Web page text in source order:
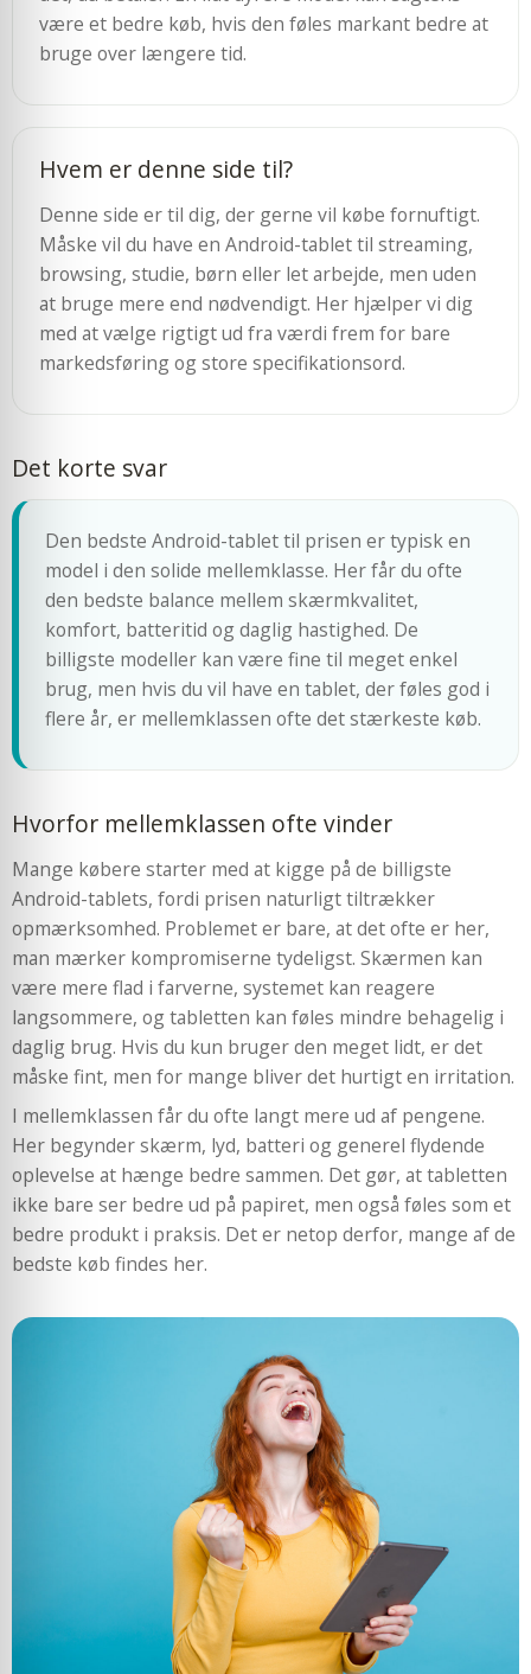
være et bedre køb, hvis den føles markant bedre at
bruge over længere tid.
Hvem er denne side til?
Denne side er til dig, der gerne vil købe fornuftigt.
Måske vil du have en Android-tablet til streaming,
browsing, studie, børn eller let arbejde, men uden
at bruge mere end nødvendigt. Her hjælper vi dig
med at vælge rigtigt ud fra værdi frem for bare
markedsføring og store specifikationsord.
Det korte svar
Den bedste Android-tablet til prisen er typisk en
model i den solide mellemklasse. Her får du ofte
den bedste balance mellem skærmkvalitet,
komfort, batteritid og daglig hastighed. De
billigste modeller kan være fine til meget enkel
brug, men hvis du vil have en tablet, der føles god i
flere år, er mellemklassen ofte det stærkeste køb.
Hvorfor mellemklassen ofte vinder
Mange købere starter med at kigge på de billigste
Android-tablets, fordi prisen naturligt tiltrækker
opmærksomhed. Problemet er bare, at det ofte er her,
man mærker kompromiserne tydeligst. Skærmen kan
være mere flad i farverne, systemet kan reagere
langsommere, og tabletten kan føles mindre behagelig i
daglig brug. Hvis du kun bruger den meget lidt, er det
måske fint, men for mange bliver det hurtigt en irritation.
I mellemklassen får du ofte langt mere ud af pengene.
Her begynder skærm, lyd, batteri og generel flydende
oplevelse at hænge bedre sammen. Det gør, at tabletten
ikke bare ser bedre ud på papiret, men også føles som et
bedre produkt i praksis. Det er netop derfor, mange af de
bedste køb findes her.